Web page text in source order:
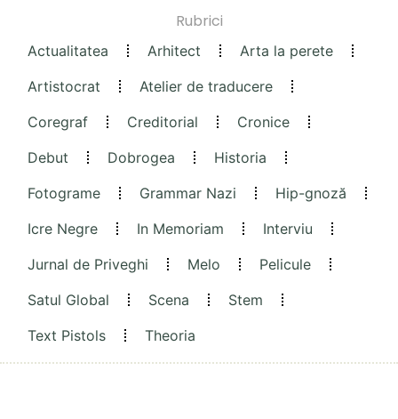
Rubrici
Actualitatea Arhitect
Arta la perete
Artistocrat
Atelier de traducere
Coregraf
Creditorial
Cronice
Debut
Dobrogea
Historia
Fotograme
Grammar Nazi
Hip-gnoză
Icre Negre
In Memoriam
Interviu
Jurnal de Priveghi
Melo
Pelicule
Satul Global
Scena
Stem
Text Pistols
Theoria